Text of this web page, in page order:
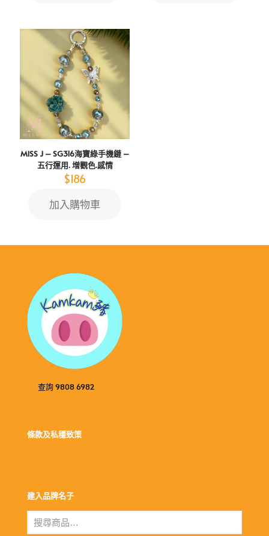
MISS J – SG316海寶綠手機鏈 –
五行運用. 增觀色.感情
$186
加入購物車
查詢 9808 6982
條款及私穩致策
建入品牌名子